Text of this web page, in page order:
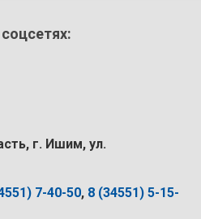
г. Ишим, ул.
7-40-50, 8 (34551) 5-15-